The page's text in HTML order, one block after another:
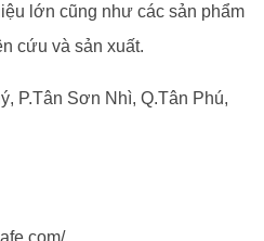
lớn cũng như các sản phẩm
cứu và sản xuất.
P.Tân Sơn Nhì, Q.Tân Phú,